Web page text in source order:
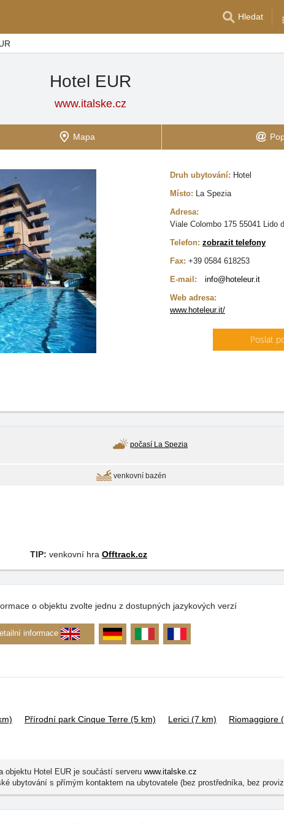
Hledat
Hotel EUR
www.italske.cz
Mapa
Druh ubytování: Hotel
Místo: La Spezia
Adresa:
Viale Colombo 175 55041 Lido
Telefon: zobrazit telefony
Fax: +39 0584 618253
E-mail:
info@hoteleur.it
Web adresa:
www.hoteleur.it/
Poslat
počasí La Spezia
venkovní bazén
TIP: venkovní hra Offtrack.cz
o objektu zvolte jednu z dostupných jazykových verzí
informace
Přírodní park Cinque Terre (5 km) Lerici (7 km) Riomaggiore
objektu Hotel EUR je součástí serveru www.italske.cz
ubytování s přímým kontaktem na ubytovatele (bez prostředníka, bez